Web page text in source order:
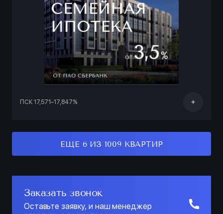
ПСК 17,571–17,847%
ЕЩЕ 6 ИЗ 1009 КВАРТИР
Заказать звонок
Оставьте заявку, и наш менеджер